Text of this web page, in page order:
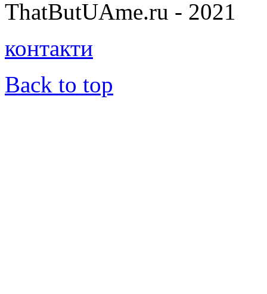
ThatButUAme.ru - 2021
контакти
Back to top